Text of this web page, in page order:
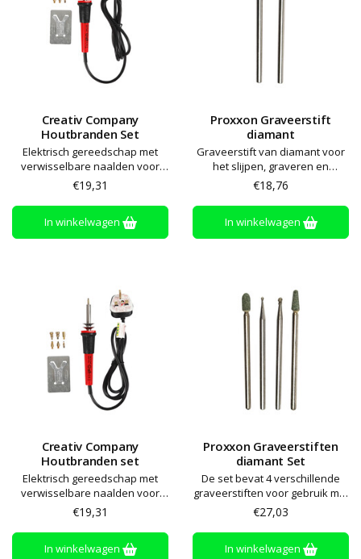
Creativ Company
Houtbranden Set
Elektrisch gereedschap met
verwisselbare naalden voor
het branden in kurk, leer en
hout. Inclusief naalden voor
maken van motieven en het
tekenen uit de hand.
€19,31
In winkelwagen
Proxxon Graveerstift
diamant
Graveerstift van diamant voor
het slijpen, graveren en
beitelen van staal, glas,
keramiek, porselein en plastic.
Passend bij graveermachine
(artikelnr. 15110)
€18,76
In winkelwagen
Creativ Company
Houtbranden set
Elektrisch gereedschap met
verwisselbare naalden voor
het branden in kurk, leer en
hout. Inclusief naalden voor
maken van motieven en het
tekenen uit de hand.
€19,31
In winkelwagen
Proxxon Graveerstiften
diamant Set
De set bevat 4 verschillende
graveerstiften voor gebruik met
de graveermachine
€27,03
In winkelwagen